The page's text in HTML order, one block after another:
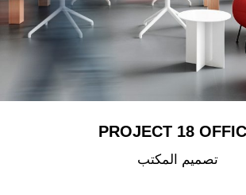
PROJECT 18
تصميم المكتب